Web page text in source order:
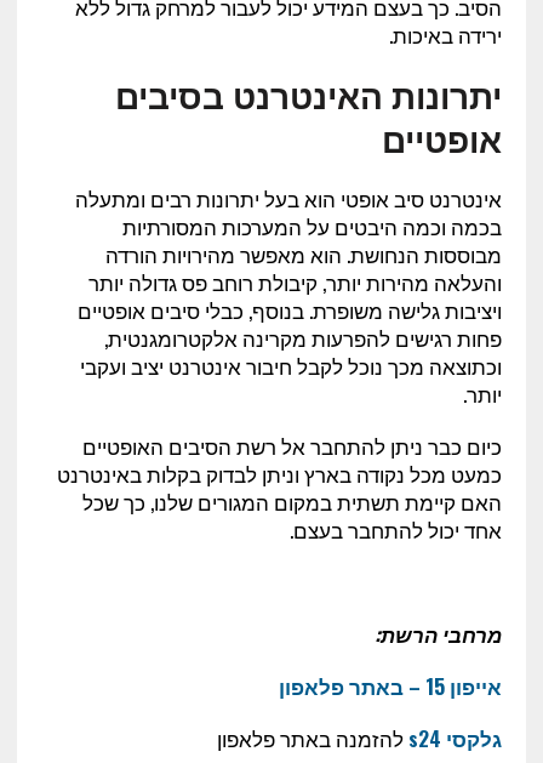
הסיב. כך בעצם המידע יכול לעבור למרחק גדול ללא
ירידה באיכות.
יתרונות האינטרנט בסיבים
אופטיים
אינטרנט סיב אופטי הוא בעל יתרונות רבים ומתעלה
בכמה וכמה היבטים על המערכות המסורתיות
מבוססות הנחושת. הוא מאפשר מהירויות הורדה
והעלאה מהירות יותר, קיבולת רוחב פס גדולה יותר
ויציבות גלישה משופרת. בנוסף, כבלי סיבים אופטיים
פחות רגישים להפרעות מקרינה אלקטרומגנטית,
וכתוצאה מכך נוכל לקבל חיבור אינטרנט יציב ועקבי
יותר.
כיום כבר ניתן להתחבר אל רשת הסיבים האופטיים
כמעט מכל נקודה בארץ וניתן לבדוק בקלות באינטרנט
האם קיימת תשתית במקום המגורים שלנו, כך שכל
אחד יכול להתחבר בעצם.
מרחבי הרשת:
אייפון 15 – באתר פלאפון
גלקסי s24
להזמנה באתר פלאפון